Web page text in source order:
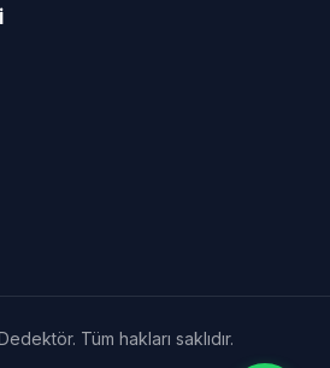
Tüm hakları saklıdır.